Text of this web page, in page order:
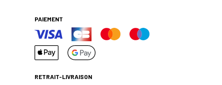
PAIEMENT
RETRAIT-LIVRAISON